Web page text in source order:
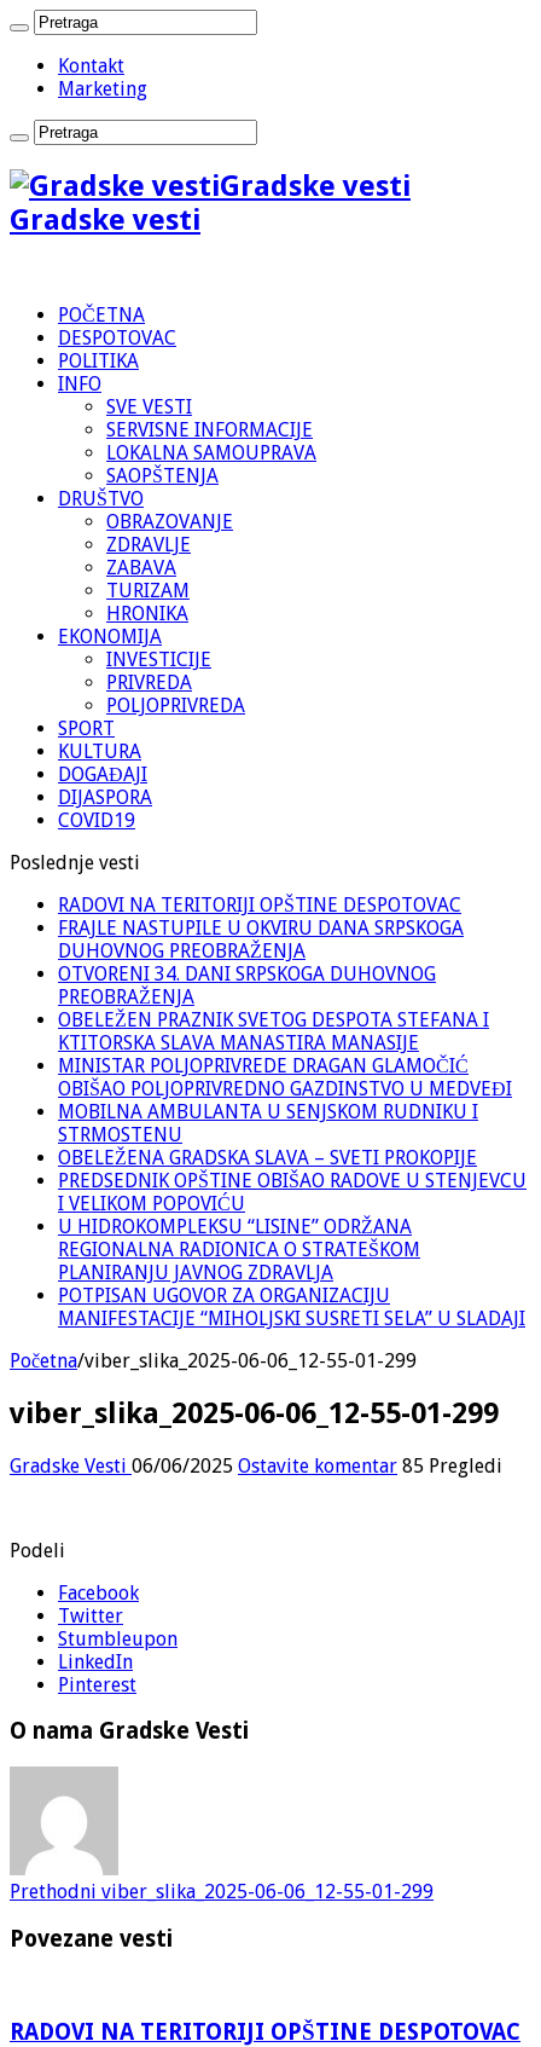
Kontakt
Marketing
Gradske vesti
Gradske vesti
POČETNA
DESPOTOVAC
POLITIKA
INFO
SVE VESTI
SERVISNE INFORMACIJE
LOKALNA SAMOUPRAVA
SAOPŠTENJA
DRUŠTVO
OBRAZOVANJE
ZDRAVLJE
ZABAVA
TURIZAM
HRONIKA
EKONOMIJA
INVESTICIJE
PRIVREDA
POLJOPRIVREDA
SPORT
KULTURA
DOGAĐAJI
DIJASPORA
COVID19
Poslednje vesti
RADOVI NA TERITORIJI OPŠTINE DESPOTOVAC
FRAJLE NASTUPILE U OKVIRU DANA SRPSKOGA
DUHOVNOG PREOBRAŽENJA
OTVORENI 34. DANI SRPSKOGA DUHOVNOG
PREOBRAŽENJA
OBELEŽEN PRAZNIK SVETOG DESPOTA STEFANA I
KTITORSKA SLAVA MANASTIRA MANASIJE
MINISTAR POLJOPRIVREDE DRAGAN GLAMOČIĆ
OBIŠAO POLJOPRIVREDNO GAZDINSTVO U MEDVEĐI
MOBILNA AMBULANTA U SENJSKOM RUDNIKU I
STRMOSTENU
OBELEŽENA GRADSKA SLAVA – SVETI PROKOPIJE
PREDSEDNIK OPŠTINE OBIŠAO RADOVE U STENJEVCU
I VELIKOM POPOVIĆU
U HIDROKOMPLEKSU “LISINE” ODRŽANA
REGIONALNA RADIONICA O STRATEŠKOM
PLANIRANJU JAVNOG ZDRAVLJA
POTPISAN UGOVOR ZA ORGANIZACIJU
MANIFESTACIJE “MIHOLJSKI SUSRETI SELA” U SLADAJI
Početna/viber_slika_2025-06-06_12-55-01-299
viber_slika_2025-06-06_12-55-01-299
Gradske Vesti 06/06/2025 Ostavite komentar 85 Pregledi
Podeli
Facebook
Twitter
Stumbleupon
LinkedIn
Pinterest
O nama Gradske Vesti
Prethodni viber_slika_2025-06-06_12-55-01-299
Povezane vesti
RADOVI NA TERITORIJI OPŠTINE DESPOTOVAC